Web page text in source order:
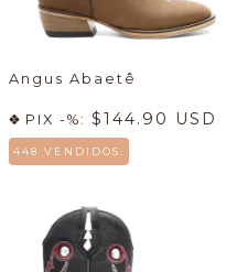
Angus Abaetê
PIX -%: $144.90 USD
448 VENDIDOS.